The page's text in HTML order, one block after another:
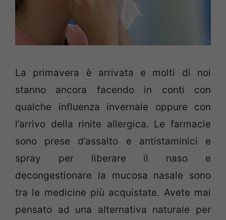
La primavera è arrivata e molti di noi
stanno ancora facendo in conti con
qualche influenza invernale oppure con
l’arrivo della rinite allergica. Le farmacie
sono prese d’assalto e antistaminici e
spray per liberare il naso e
decongestionare la mucosa nasale sono
tra le medicine più acquistate. Avete mai
pensato ad una alternativa naturale per